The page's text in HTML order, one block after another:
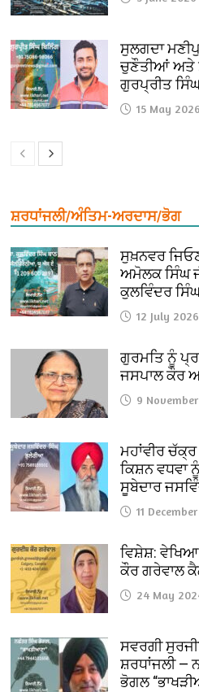
ਸੁਲਗਦਾ
ਚੁਣੌਤੀਆਂ ਅਤੇ
ਗੁਰਪ੍ਰੀਤ
15 May 2026
ਸ਼ਰਧਾਂਜਲੀ/ਅੰਤਿਮ-ਅਰਦਾਸ/ਭੋਗ
ਸੁਖ਼ਨਵਰ
ਅਮੋਲਕ ਸਿੰਘ
ਕੁਲਵਿੰਦਰ
12 July 2026
ਗੁਰਮਤਿ ਨੂੰ
ਜਸਪਾਲ ਕੌਰ
9
ਮਹਾਂਵੀਰ
ਕਿਸ਼ਨ
ਸੂਬੇਦਾਰ
11
ਵਿਸ਼ੇਸ਼:
ਕੌਰ ਗਰੇਵਾਲ
24 May
ਸਵਰਗੀ
ਸ਼ਰਧਾਂਜਲੀ —
ਭੋਗਲ